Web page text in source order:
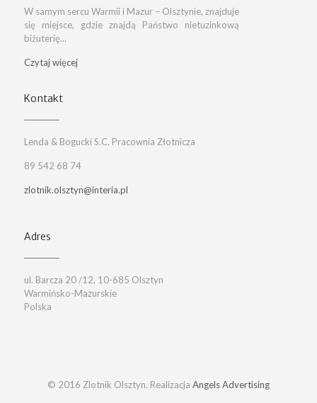
W samym sercu Warmii i Mazur – Olsztynie, znajduje
się miejsce, gdzie znajdą Państwo nietuzinkową
biżuterię...
Czytaj więcej
Kontakt
Lenda & Bogucki S.C. Pracownia Złotnicza
89 542 68 74
zlotnik.olsztyn@interia.pl
Adres
ul. Barcza 20 /12, 10-685 Olsztyn
Warmińsko-Mazurskie
Polska
© 2016 Zlotnik Olsztyn. Realizacja Angels Advertising